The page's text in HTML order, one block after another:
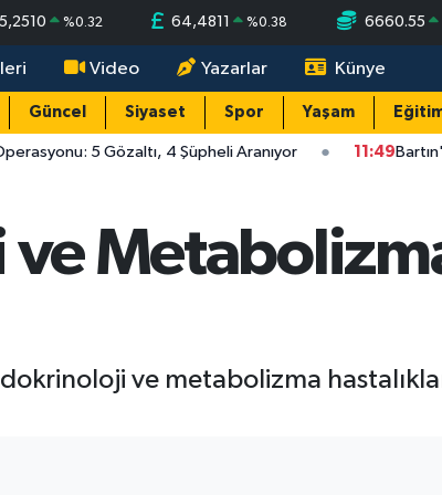
%0.32 64,4811 %0.38 6660.55
Video Yazarlar Künye
Güncel Siyaset Spor Yaşam
5 Gözaltı, 4 Şüpheli Aranıyor 11:49
ve metabolizma